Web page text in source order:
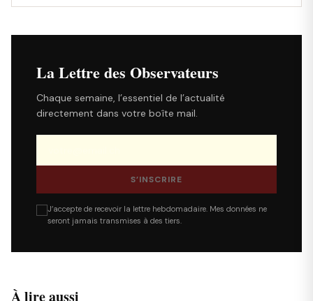
La Lettre des Observateurs
Chaque semaine, l’essentiel de l’actualité
directement dans votre boîte mail.
S’INSCRIRE
J’accepte de recevoir la lettre hebdomadaire. Mes données ne
seront jamais transmises à des tiers.
À lire aussi